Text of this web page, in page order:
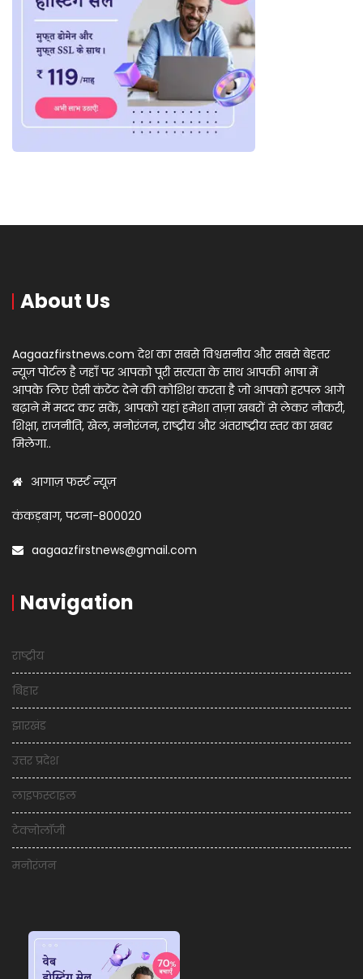
About Us
Aagaazfirstnews.com देश का सबसे विश्वसनीय और सबसे बेहतर
न्यूज़ पोर्टल है जहाँ पर आपको पूरी सत्यता के साथ आपकी भाषा में
आपके लिए ऐसी कंटेंट देने की कोशिश करता है जो आपको हरपल आगे
बढ़ाने में मदद कर सकें, आपको यहां हमेशा ताज़ा खबरों से लेकर नौकरी,
शिक्षा, राजनीति, खेल, मनोरंजन, राष्ट्रीय और अंतराष्ट्रीय स्तर का खबर
मिलेगा..
आगाज़ फर्स्ट न्यूज़
कंकड़बाग, पटना-800020
aagaazfirstnews@gmail.com
Navigation
राष्ट्रीय
बिहार
झारखंड
उत्तर प्रदेश
लाइफस्टाइल
टेक्नोलॉजी
मनोरंजन